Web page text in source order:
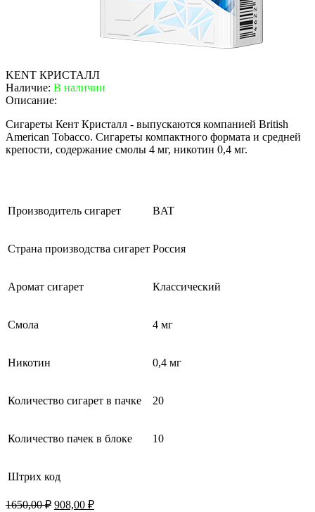
KENT КРИСТАЛЛ
Наличие: В наличии
Описание:
Сигареты Кент Кристалл - выпускаются компанией British
American Tobacco. Сигареты компактного формата и средней
крепости, содержание смолы 4 мг, никотин 0,4 мг.
Производитель сигарет BAT
Страна производства сигарет Россия
Аромат сигарет Классический
Смола 4 мг
Никотин 0,4 мг
Количество сигарет в пачке 20
Количество пачек в блоке 10
Штрих код
1650,00₽ Первоначальная
908,00 ₽Текущая